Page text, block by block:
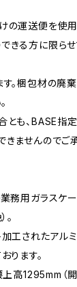
の運送便を使
きる方に限ら
。梱包材の廃
とも、BASE指
ませんのでご
務用ガラスケー
。
工されたアル
ります。
上高1295mm（